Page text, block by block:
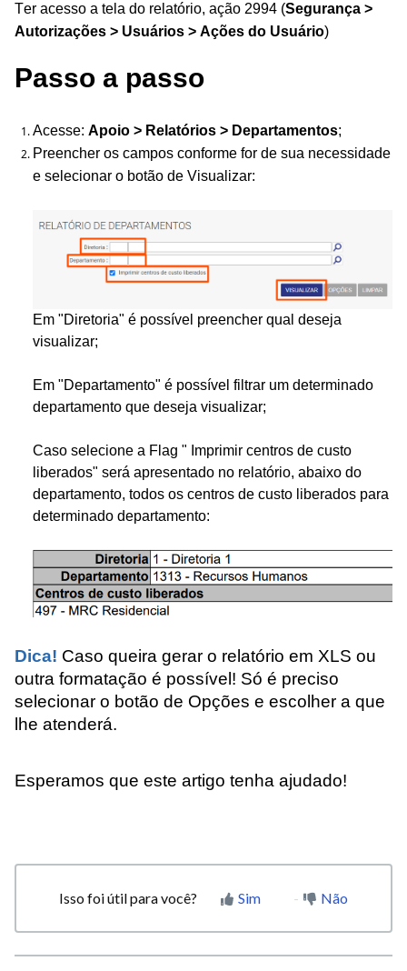
Ter acesso a tela do relatório, ação 2994 (Segurança >
Autorizações > Usuários > Ações do Usuário)
Passo a passo
Acesse: Apoio > Relatórios > Departamentos;
Preencher os campos conforme for de sua necessidade
e selecionar o botão de Visualizar:
Em "Diretoria" é possível preencher qual deseja
visualizar;
Em "Departamento" é possível filtrar um determinado
departamento que deseja visualizar;
Caso selecione a Flag " Imprimir centros de custo
liberados" será apresentado no relatório, abaixo do
departamento, todos os centros de custo liberados para
determinado departamento:
Dica! Caso queira gerar o relatório em XLS ou
outra formatação é possível! Só é preciso
selecionar o botão de Opções e escolher a que
lhe atenderá.
Esperamos que este artigo tenha ajudado!
Isso foi útil para você? Sim Não